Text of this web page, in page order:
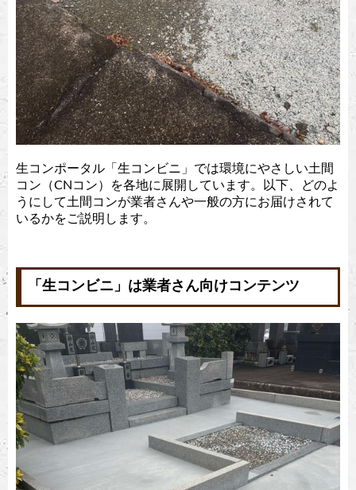
生コンポータル「生コンビニ」では環境にやさしい土間
コン（CNコン）を各地に展開しています。以下、どのよ
うにして土間コンが業者さんや一般の方にお届けされて
いるかをご説明します。
「生コンビニ」は業者さん向けコンテンツ